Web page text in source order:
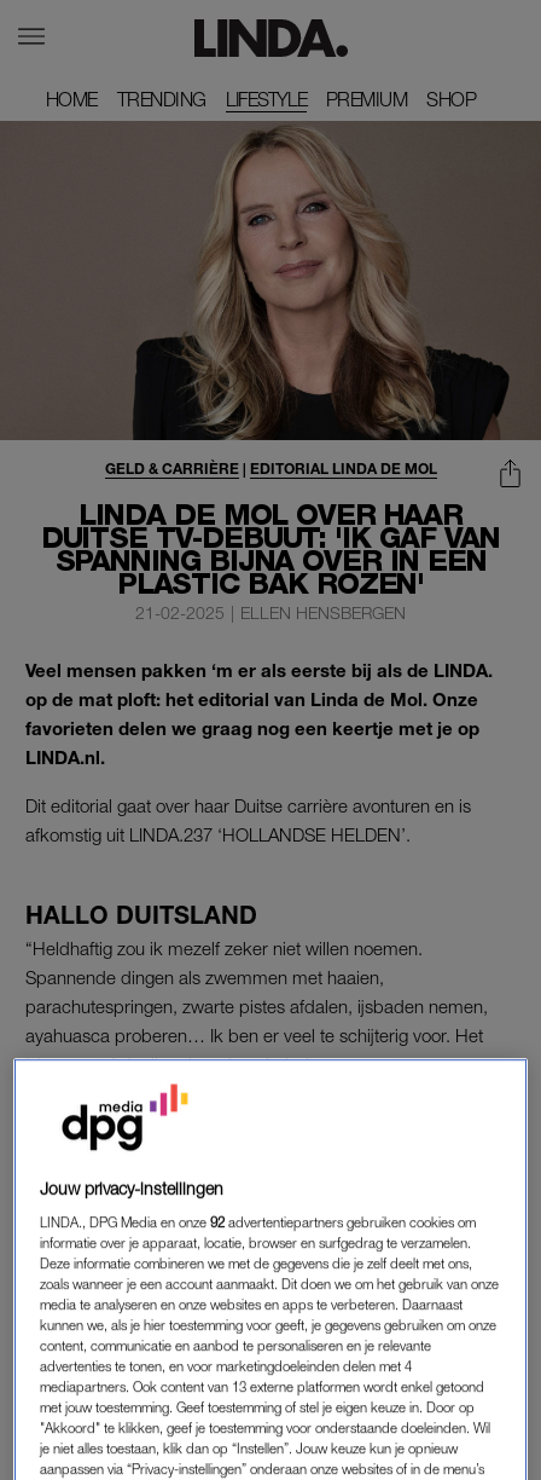
HOME
HOME TRENDING
TRENDING LIFESTYLE PREMIUM
PREMIUM SHOP
SHOP
LINDA DE MOL OVER HAAR
DUITSE TV-DEBUUT: 'IK GAF VAN
SPANNING BIJNA OVER IN EEN
PLASTIC BAK ROZEN'
GELD & CARRIÈRE| EDITORIAL LINDA DE MOL
21-02-2025 | ELLEN HENSBERGEN
Veel mensen pakken ‘m er als eerste bij als de LINDA.
op de mat ploft: het editorial van Linda de Mol. Onze
favorieten delen we graag nog een keertje met je op
LINDA.nl.
Dit editorial gaat over haar Duitse carrière avonturen en is
afkomstig uit LINDA.237 ‘HOLLANDSE HELDEN’.
HALLO DUITSLAND
“Heldhaftig zou ik mezelf zeker niet willen noemen.
Spannende dingen als zwemmen met haaien,
parachutespringen, zwarte pistes afdalen, ijsbaden nemen,
ayahuasca proberen… Ik ben er veel te schijterig voor. Het
‘dapperste’ dat ik ooit gedaan heb, is een groot
showprogramma ( Traumhochzeit
Letters) presenteren in Duitsland. Op mijn 27ste, met slechts
een paar jaar schoolduits achter de rug en een spoedcursus
Duits van een paar weken waarin ik me volledig toegelegd had
‘Was für ein traumhaftes Brautkleid’, ‘Ein Heiratsantrag mit
weissen Pferden: wie unglaublich romantisch.’
Tegen de tijd dat voor de eerste show de studio volstroomde
met 600 man Duits publiek, sloeg de paniek keihard toe. Stel
dat zo’n kandidaat iets zegt wat ik niet versta, of ik iets heel
stoms zeg… Ze kennen me helemaal niet. Oh God, ik moet zo
die mega showtrap af, waarom heb ik ja gezegd toen ze me
vroegen? Ik heb backstage bijna staan overgeven in een
Jouw privacy-instellingen
LINDA., DPG Media en onze92 advertentiepartners gebruiken cookies om
informatie over je apparaat, locatie, browser en surfgedrag te verzamelen.
Deze informatie combineren we met de gegevens die je zelf deelt met ons,
zoals wanneer je een account aanmaakt. Dit doen we om het gebruik van onze
media te analyseren en onze websites en apps te verbeteren. Daarnaast
kunnen we, als je hier toestemming voor geeft, je gegevens gebruiken om onze
content, communicatie en aanbod te personaliseren en je relevante
advertenties te tonen, en voor marketingdoeleinden delen met 4
mediapartners. Ook content van 13 externe platformen wordt enkel getoond
met jouw toestemming. Geef toestemming of stel je eigen keuze in. Door op
"Akkoord" te klikken, geef je toestemming voor onderstaande doeleinden. Wil
je niet alles toestaan, klik dan op “Instellen”. Jouw keuze kun je opnieuw
aanpassen via “Privacy-instellingen” onderaan onze websites of in de menu’s